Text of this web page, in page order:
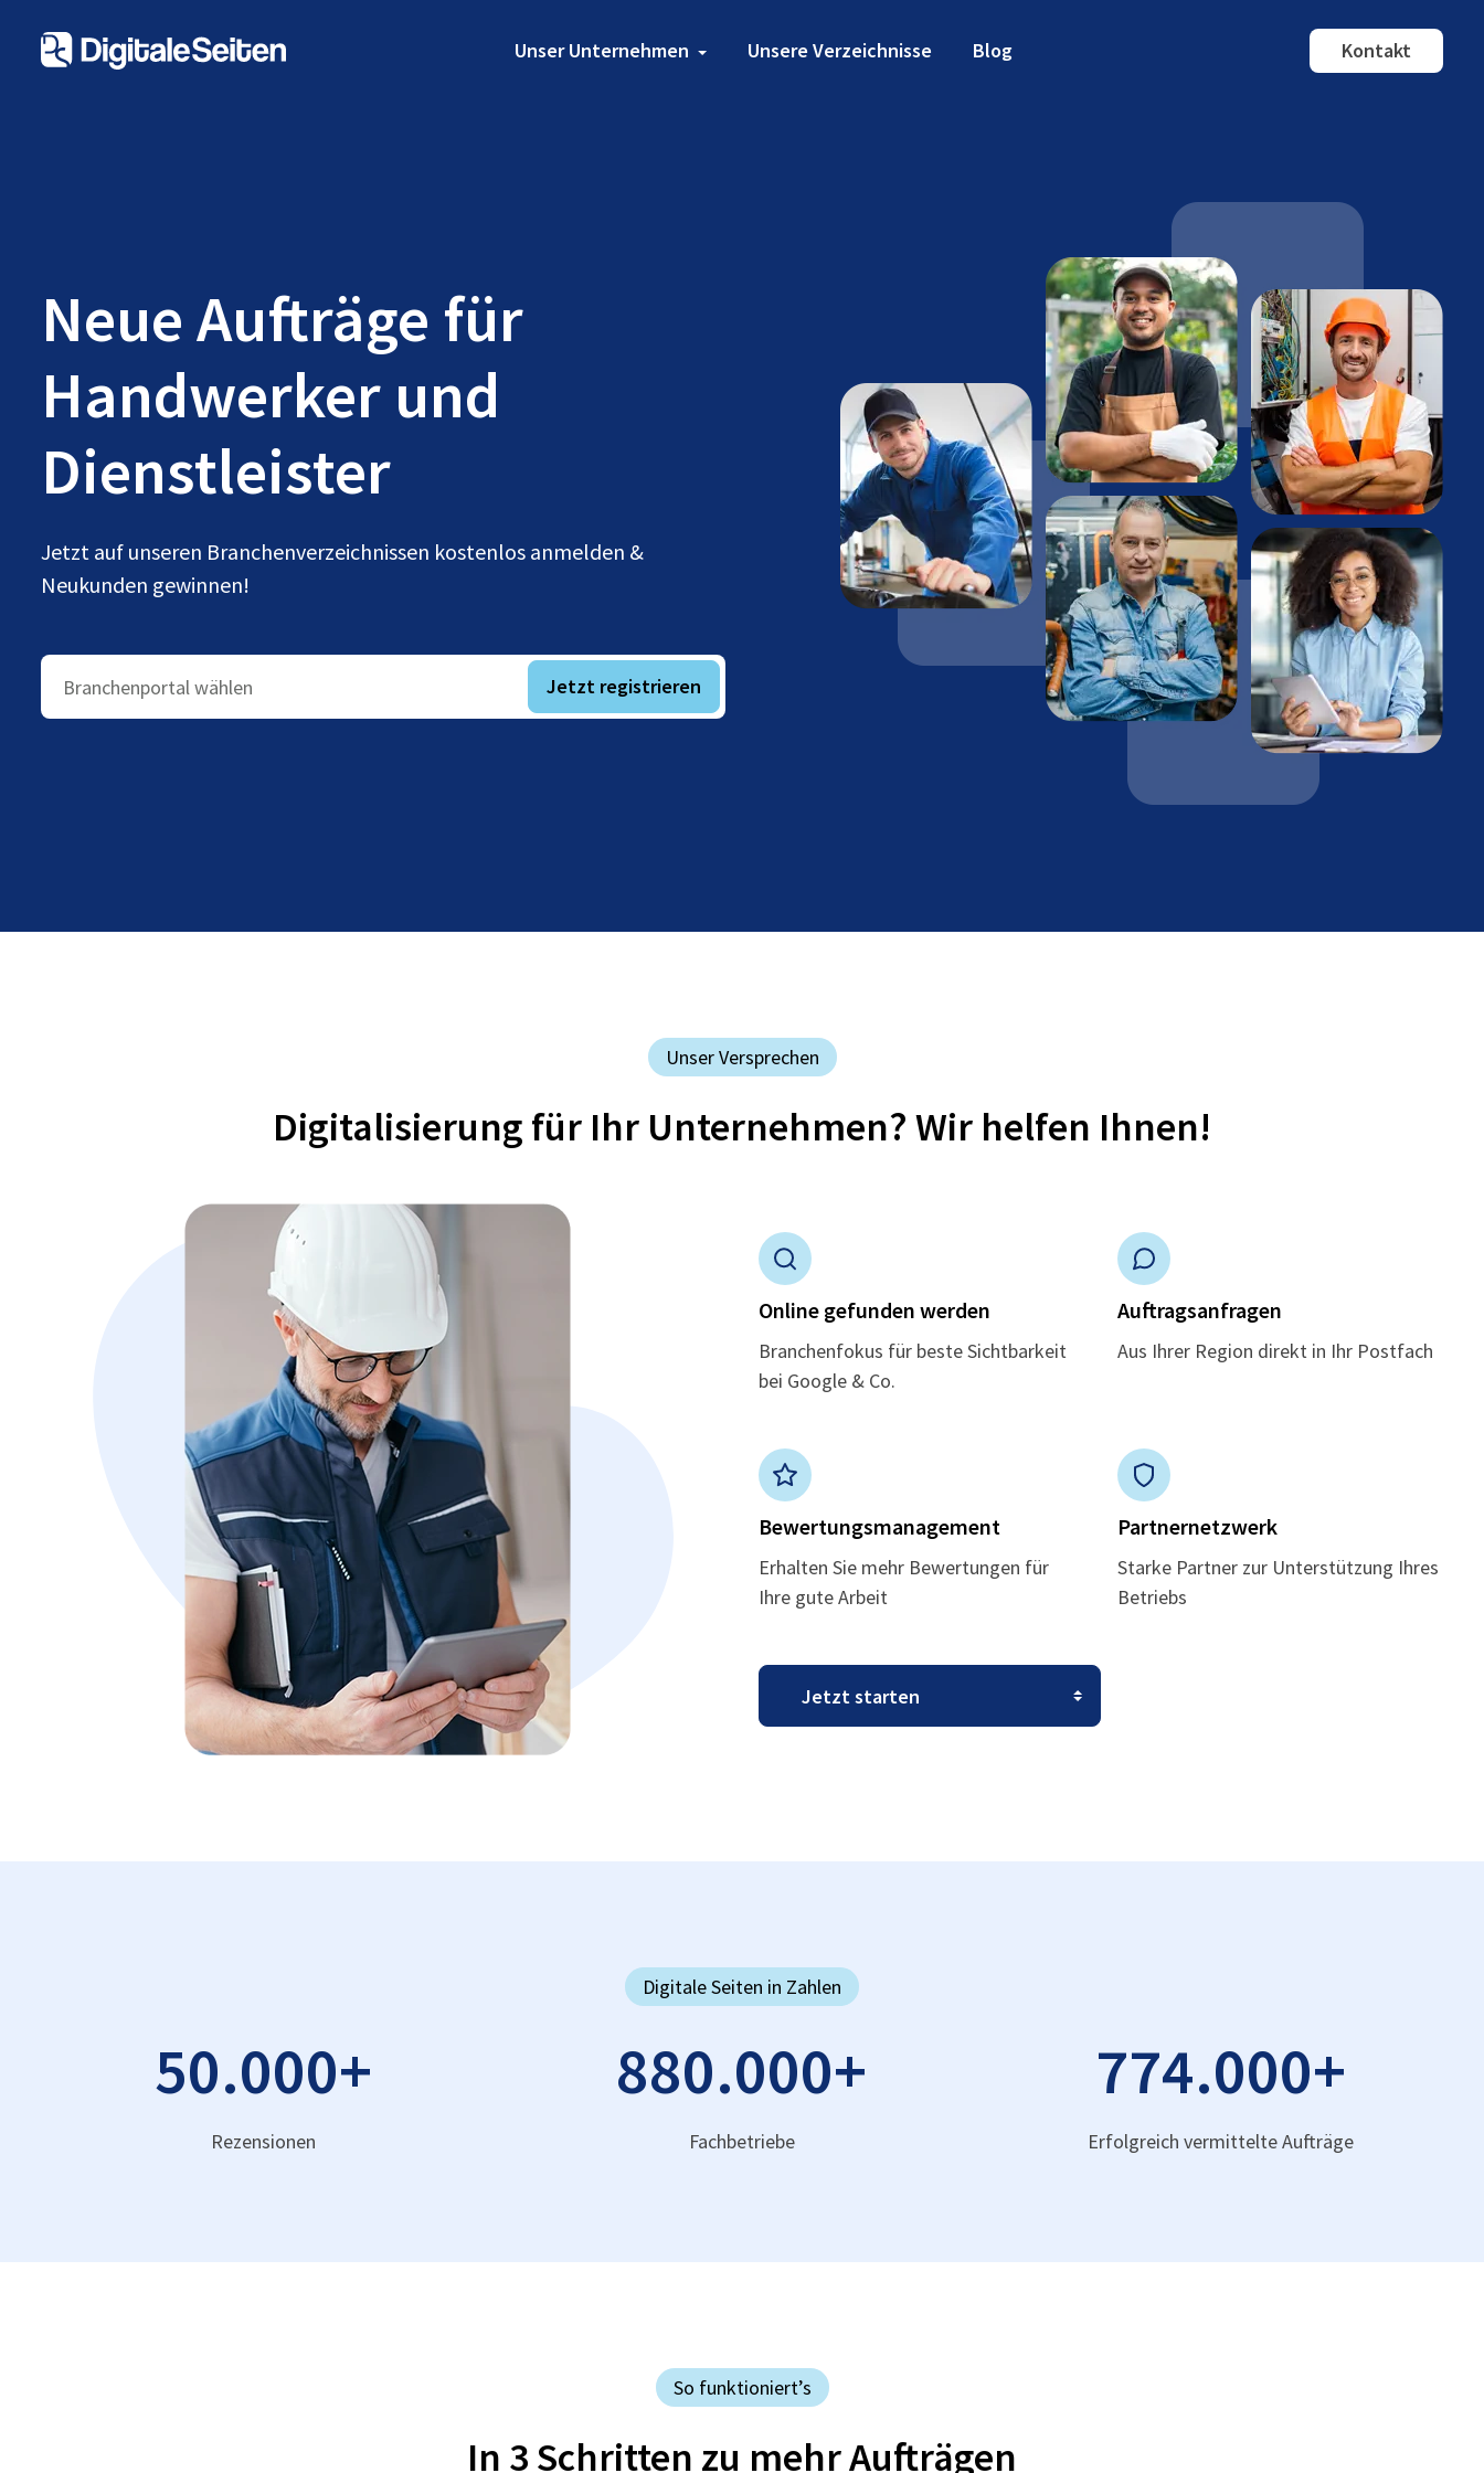
Unser Unternehmen Unsere Verzeichnisse Blog Kontakt
Neue Aufträge für
Handwerker und
Dienstleister
Jetzt auf unseren Branchenverzeichnissen kostenlos anmelden &
Neukunden gewinnen!
Branchenportal wählen Jetzt registrieren
Unser Versprechen
Digitalisierung für Ihr Unternehmen? Wir helfen Ihnen!
Online gefunden werden
Branchenfokus für beste Sichtbarkeit
bei Google & Co.
Auftragsanfragen
Aus Ihrer Region direkt in Ihr Postfach
Bewertungsmanagement
Erhalten Sie mehr Bewertungen für
Ihre gute Arbeit
Partnernetzwerk
Starke Partner zur Unterstützung Ihres
Betriebs
Digitale Seiten in Zahlen
50.000+
Rezensionen
880.000+
Fachbetriebe
774.000+
Erfolgreich vermittelte Aufträge
So funktioniert’s
In 3 Schritten zu mehr Aufträgen